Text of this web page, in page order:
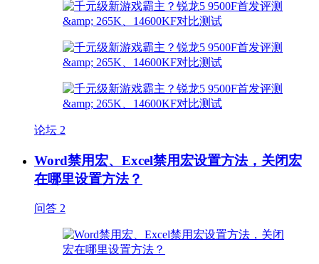
论坛 2
Word禁用宏、Excel禁用宏设置方法，关闭宏
在哪里设置方法？
问答 2